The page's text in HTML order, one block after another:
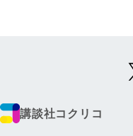
講談社コクリコ